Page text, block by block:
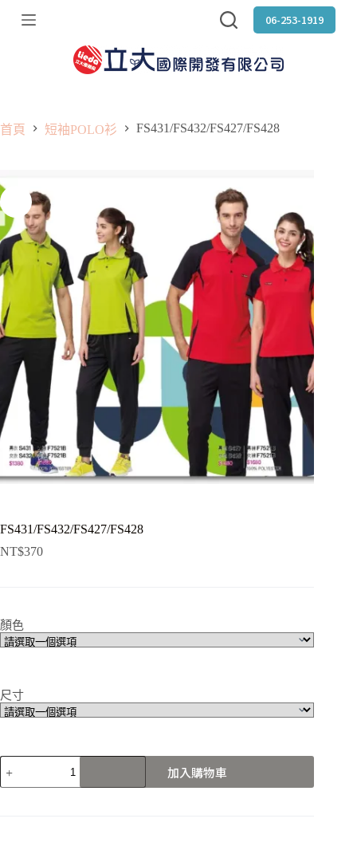
跳
06-253-1919
首頁 短袖POLO衫 FS431/FS432/FS427/FS428
FS431/FS432/FS427/FS428
NT$370
顏色
尺寸
FS431/FS432/FS427/FS428
數
加入購物車